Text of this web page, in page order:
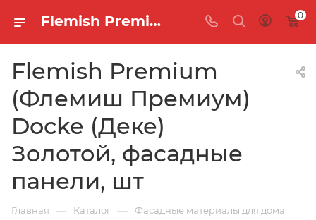
Flemish Premium (Флемиш Премиум) Docke (Деке) Золотой, фасадные панели, шт 0
Flemish Premium
(Флемиш Премиум)
Docke (Деке)
Золотой, фасадные
панели, шт
Главная — Каталог — Фасадные материалы для дома